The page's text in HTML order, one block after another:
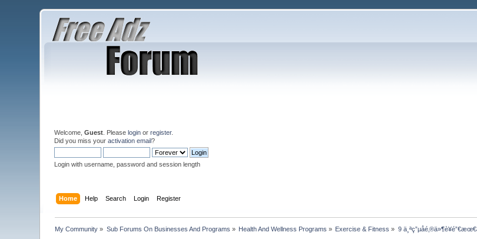
Welcome,Guest . Pleaselogin orregister.
Did you miss youractivation email?
Login with username, password and session length
Home Help Search Login Register
My Community » Sub Forums On Businesses And Programs » Health And Wellness Programs » Exercise & Fitness » 9